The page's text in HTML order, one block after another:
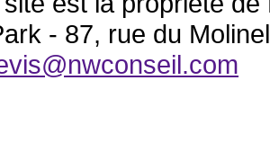
- 87, rue du